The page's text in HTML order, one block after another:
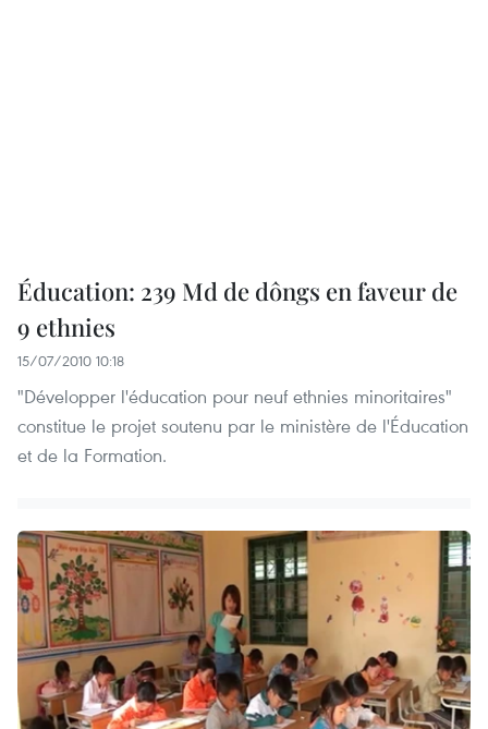
Éducation: 239 Md de dôngs en faveur de
9 ethnies
15/07/2010 10:18
"Développer l'éducation pour neuf ethnies minoritaires"
constitue le projet soutenu par le ministère de l'Éducation
et de la Formation.